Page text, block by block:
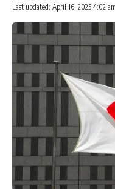
Last updated: April 16, 2025 4:02 am